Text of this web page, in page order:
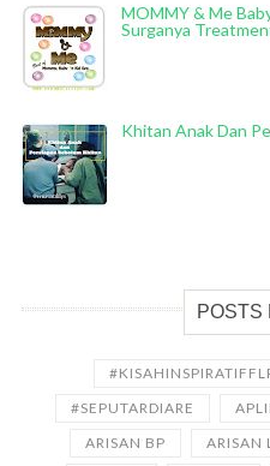
MOMMY & Me
Surganya
Khitan Anak Dan
POSTS
#SEPUTARDIARE
ARISAN BP
ARISAN